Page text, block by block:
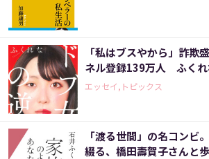
「私はブスやから」詐欺
ネル登録139万人 ふくれ
エッセイ,トピックス
「渡る世間」の名コンビ
綴る、橋田壽賀子さんと